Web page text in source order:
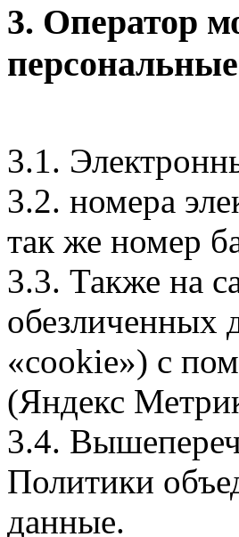
3. Оператор
3.1.
3.2. номера
так же номер
3.3. Также на
обезличенных
«cookie») с
(Яндекс
3.4.
Политики
данные.